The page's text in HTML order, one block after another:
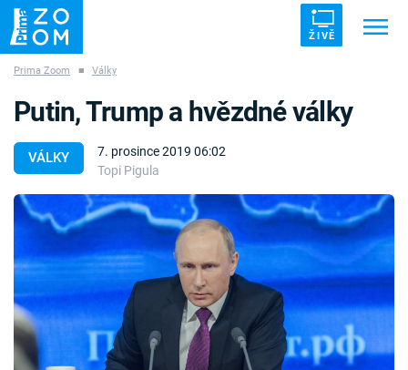
ŽIVĚ
ZÁHADY VETŘELCI DÁVNOVĚKU
Témata
Témata
Pořady
Prima Zoom ■ Války
VÁLKY
7. prosince 2019 06:02
Topi Pigula
Putin, Trump a hvězdné války